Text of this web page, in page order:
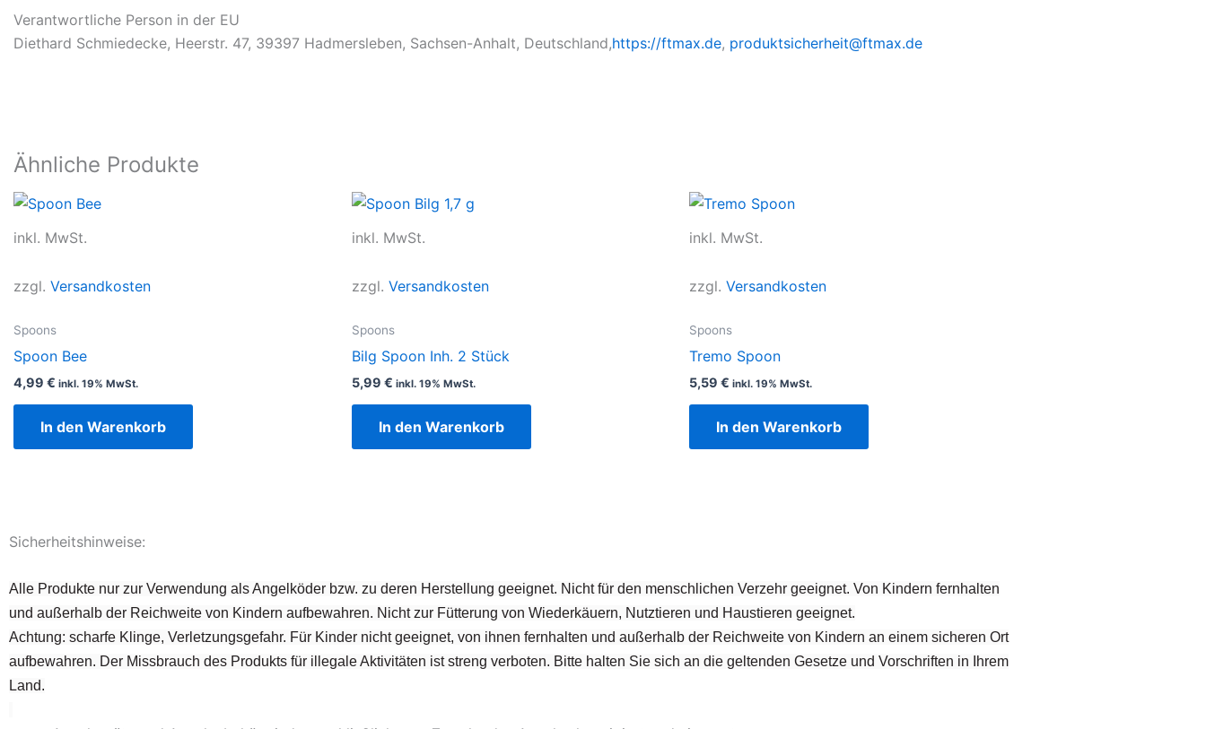
Verantwortliche Person in der EU
Diethard Schmiedecke, Heerstr. 47, 39397 Hadmersleben, Sachsen-Anhalt, Deutschland,https://ftmax.de, produktsicherheit@ftmax.de
Ähnliche Produkte
inkl. MwSt.
zzgl. Versandkosten
Spoons
Spoon Bee
4,99 € inkl. 19% MwSt.
In den Warenkorb
inkl. MwSt.
zzgl. Versandkosten
Spoons
Bilg Spoon Inh. 2 Stück
5,99 € inkl. 19% MwSt.
In den Warenkorb
inkl. MwSt.
zzgl.Versandkosten
Spoons
Tremo Spoon
5,59€ inkl. 19% MwSt.
In den Warenkorb
Sicherheitshinweise:
Alle Produkte nur zur Verwendung als Angelköder bzw. zu deren Herstellung geeignet. Nicht für den menschlichen Verzehr geeignet. Von Kindern fernhalten
und außerhalb der Reichweite von Kindern aufbewahren. Nicht zur Fütterung von Wiederkäuern, Nutztieren und Haustieren geeignet.
Achtung: scharfe Klinge, Verletzungsgefahr. Für Kinder nicht geeignet, von ihnen fernhalten und außerhalb der Reichweite von Kindern an einem sicheren Ort
aufbewahren. Der Missbrauch des Produkts für illegale Aktivitäten ist streng verboten. Bitte halten Sie sich an die geltenden Gesetze und Vorschriften in Ihrem
Land.